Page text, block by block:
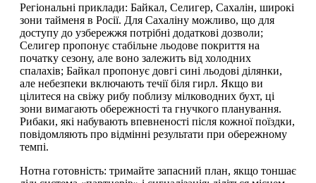
Регіональні приклади: Байкал, Селигер, Сахалін, широкі
зони тайменя в Росії. Для Сахаліну можливо, що для
доступу до узбережжя потрібні додаткові дозволи;
Селигер пропонує стабільне льодове покриття на
початку сезону, але воно залежить від холодних
спалахів; Байкал пропонує довгі сині льодові ділянки,
але небезпеки включають течії біля гирл. Якщо ви
цілитеся на свіжу рибу поблизу мілководних бухт, ці
зони вимагають обережності та гнучкого планування.
Рибаки, які набувають впевненості після кожної поїздки,
повідомляють про відмінні результати при обережному
темпі.
Нотна готовність: тримайте запасний план, якщо тоншає